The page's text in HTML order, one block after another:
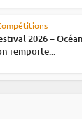
2026 –
remporte...